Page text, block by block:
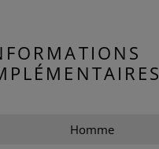
Homme